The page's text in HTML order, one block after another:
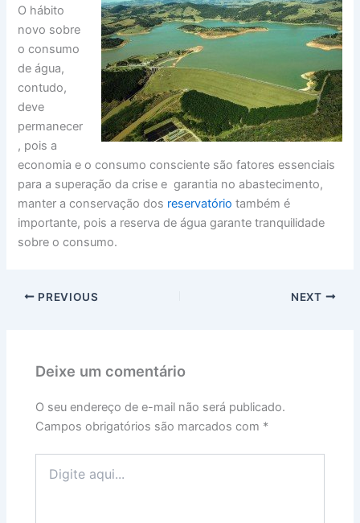
O hábito
novo sobre
o consumo
de água,
contudo,
deve
permanecer
, pois a
economia e o consumo consciente são fatores essenciais
para a superação da crise e garantia no abastecimento,
manter a conservação dos reservatório também é
importante, pois a reserva de água garante tranquilidade
sobre o consumo.
PREVIOUS NEXT
Deixe um comentário
O seu endereço de e-mail não será publicado.
Campos obrigatórios são marcados com *
aqui...